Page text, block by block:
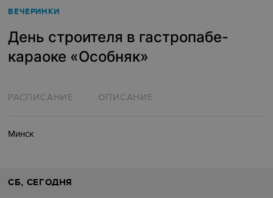
ВЕЧЕРИНКИ
День строителя в гастропабе-
караоке «Особняк»
РАСПИСАНИЕ ОПИСАНИЕ
Минск
СБ, СЕГОДНЯ